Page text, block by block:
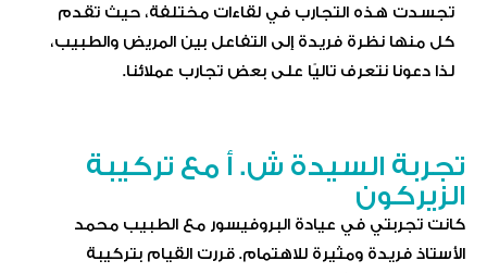
تجسدت هذه التجارب في لقاءات مختلفة، حيث تقدم
كل منها نظرة فريدة إلى التفاعل بين المريض والطبيب،
لذا دعونا نتعرف تاليًا على بعض تجارب عملائنا.
تجربة السيدة ش. أ مع تركيبة
الزيركون
كانت تجربتي في عيادة البروفيسور مع الطبيب محمد
الأستاذ فريدة ومثيرة للاهتمام. قررت القيام بتركيبة